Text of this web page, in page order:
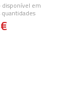
disponível em
quantidades